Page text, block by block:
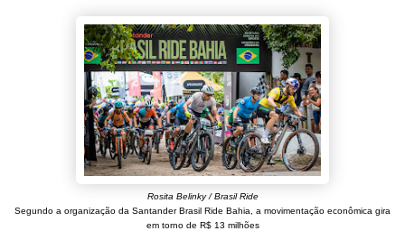
Rosita Belinky / Brasil Ride
Segundo a organização da Santander Brasil Ride Bahia, a movimentação econômica gira
em torno de R$ 13 milhões